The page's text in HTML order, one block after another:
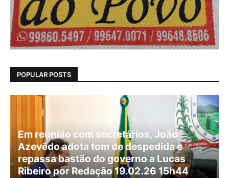
POPULAR POSTS
Em reunião com secretários, João
Azevêdo adota tom de despedida e
repassa bastão do governo a Lucas
Ribeiro por Redação 19.02.26 15h44